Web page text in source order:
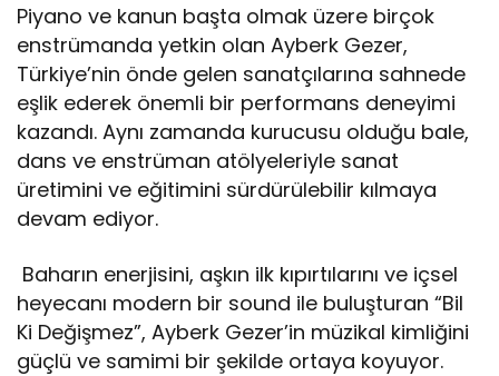
Piyano ve kanun başta olmak üzere birçok
enstrümanda yetkin olan Ayberk Gezer,
Türkiye’nin önde gelen sanatçılarına sahnede
eşlik ederek önemli bir performans deneyimi
kazandı. Aynı zamanda kurucusu olduğu bale,
dans ve enstrüman atölyeleriyle sanat
üretimini ve eğitimini sürdürülebilir kılmaya
devam ediyor.
Baharın enerjisini, aşkın ilk kıpırtılarını ve içsel
heyecanı modern bir sound ile buluşturan “Bil
Ki Değişmez”, Ayberk Gezer’in müzikal kimliğini
güçlü ve samimi bir şekilde ortaya koyuyor.